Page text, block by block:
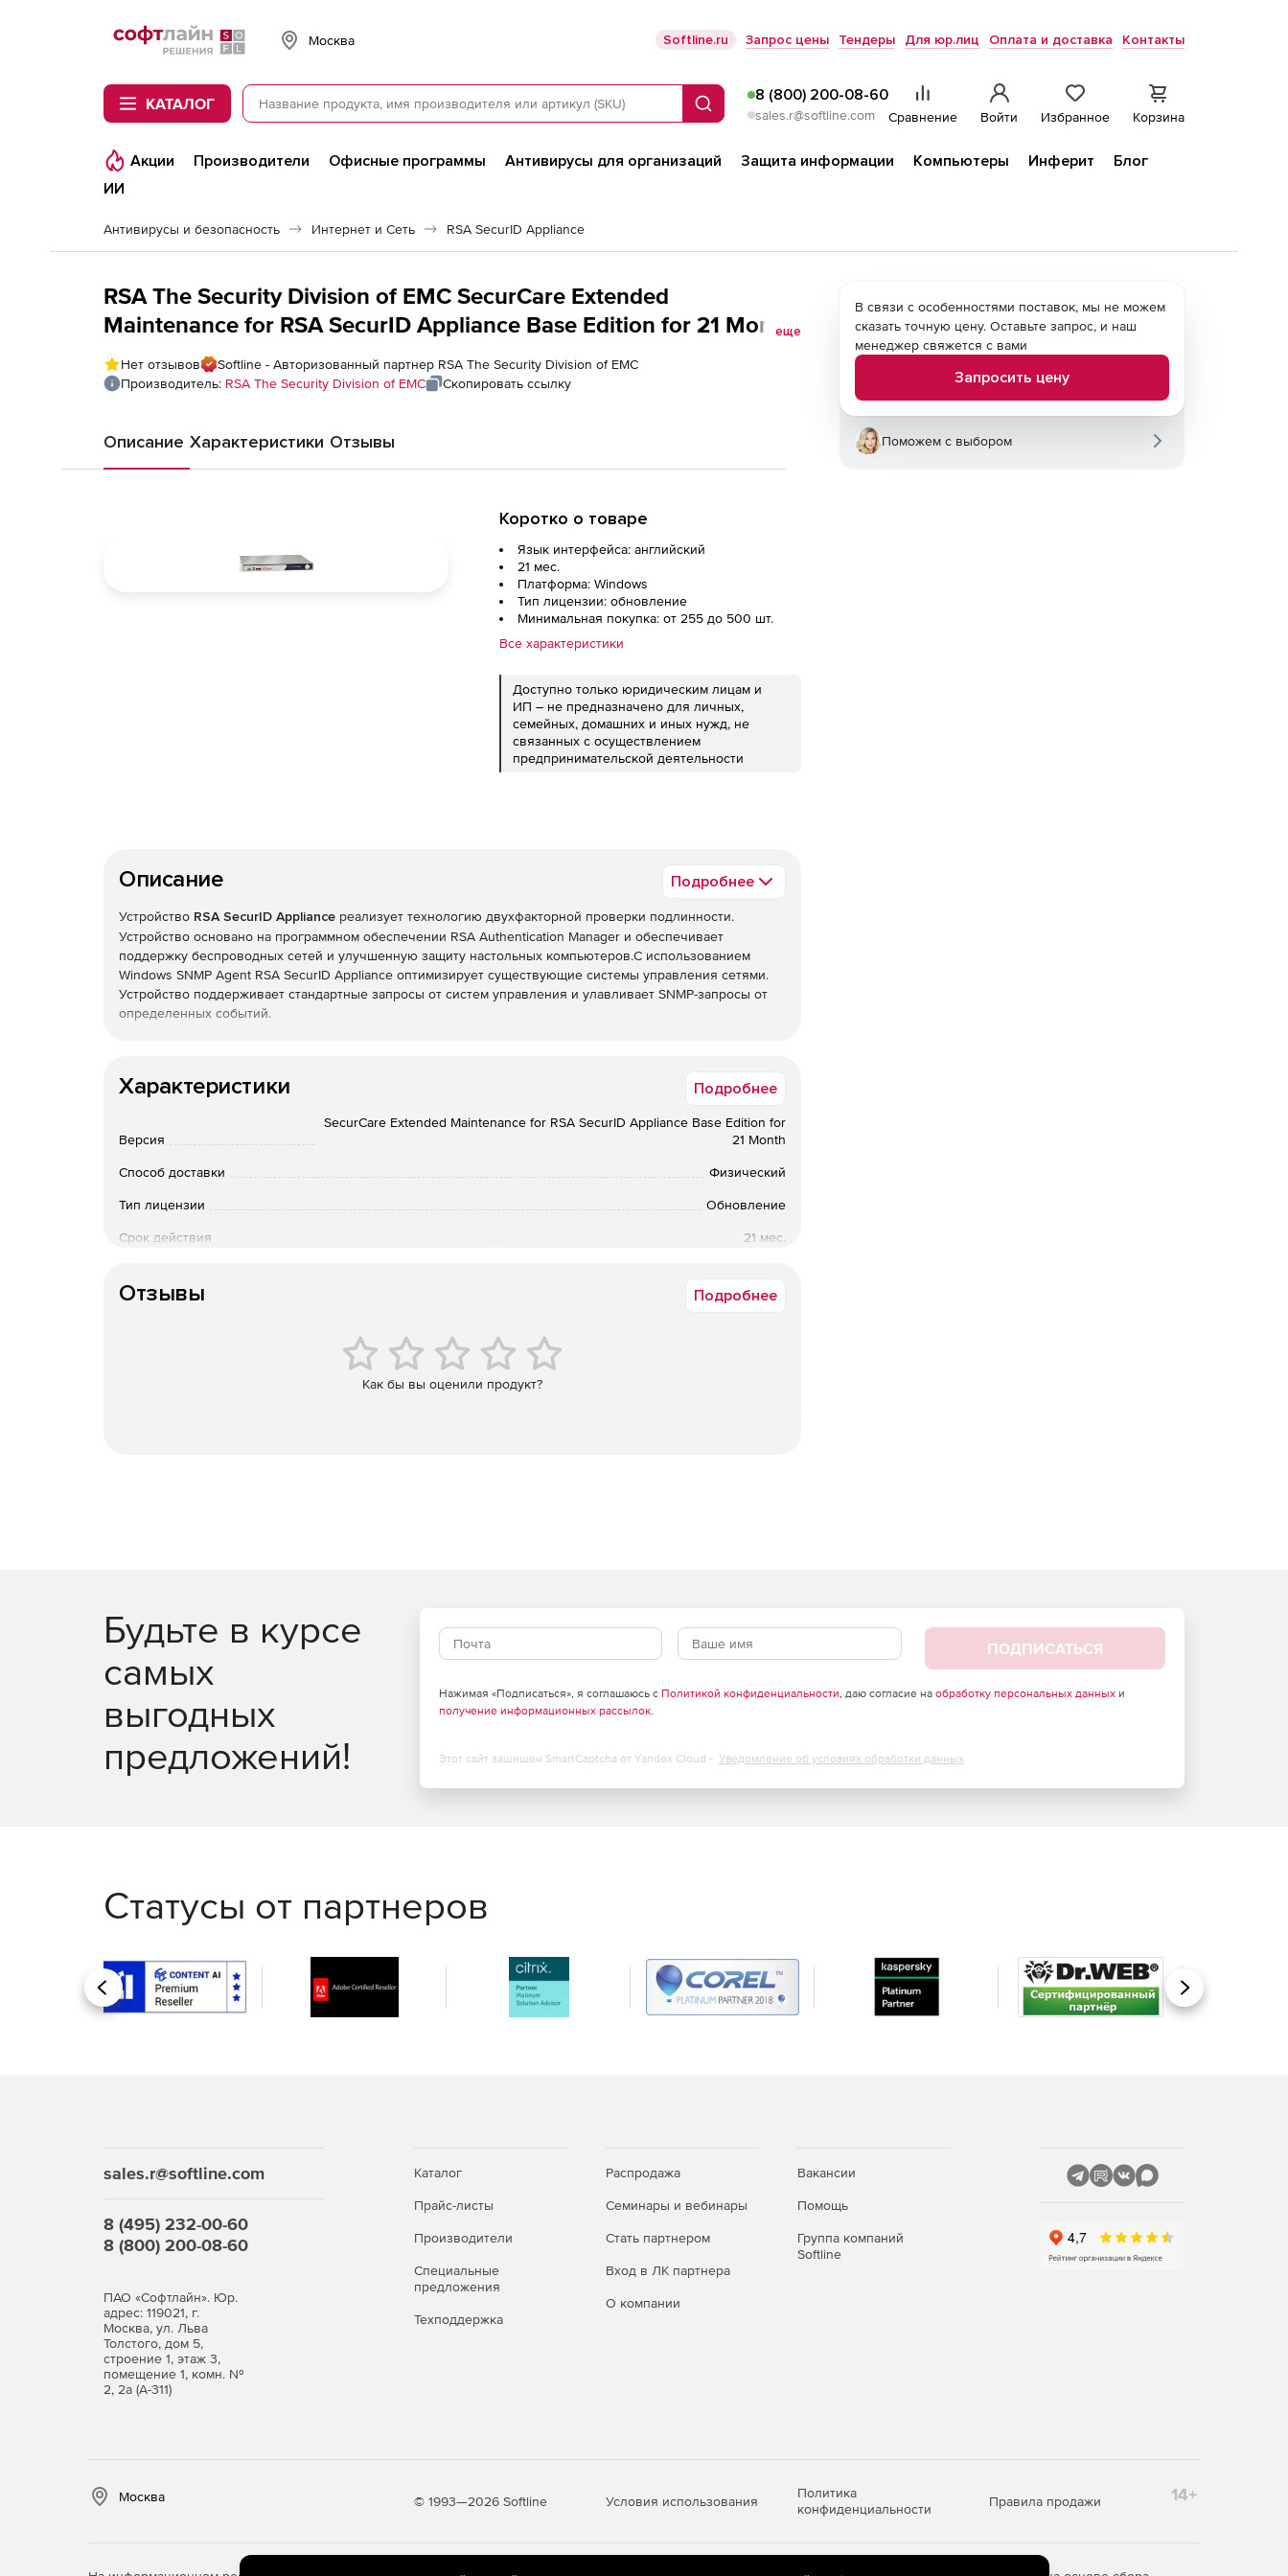
Softline
Москва Softline.ru Запрос цены Тендеры Для юр.лиц Оплата и доставка Контакты
КАТАЛОГ Поиск
8 (800) 200-08-60
sales.r@softline.com Сравнение Войти Избранное Корзина
Акции Производители Офисные программы Антивирусы для организаций Защита информации Компьютеры Инферит
Блог
ИИ
Антивирусы и безопасность Интернет и Сеть RSA SecurID Appliance
RSA The Security Division of EMC SecurCare Extended
Maintenance for RSA SecurID Appliance Base Edition for 21 Month,
Количество пользователей
еще
Нет отзывов
Softline - Авторизованный партнер RSA The Security Division of EMC
Производитель: RSA The Security Division of EMC Скопировать ссылку
Описание Характеристики Отзывы
Коротко о товаре
Язык интерфейса: английский
21 мес.
Платформа: Windows
Тип лицензии: обновление
Минимальная покупка: от 255 до 500 шт.
Все характеристики
Доступно только юридическим лицам и
ИП – не предназначено для личных,
семейных, домашних и иных нужд, не
связанных с осуществлением
предпринимательской деятельности
Описание Подробнее
Устройство RSA SecurID Appliance реализует технологию двухфакторной проверки подлинности.
Устройство основано на программном обеспечении RSA Authentication Manager и обеспечивает
поддержку беспроводных сетей и улучшенную защиту настольных компьютеров.С использованием
Windows SNMP Agent RSA SecurID Appliance оптимизирует существующие системы управления сетями.
Устройство поддерживает стандартные запросы от систем управления и улавливает SNMP-запросы от
определенных событий.
RSA SecurID Appliance for Large Enterprises
– предназначено для больших организаций до 50000
поставляется в виде готовой сборки для определенного количество пользователей. На этом
содержит (за фиксированную цену) устройство, новую лицензию на RSA Authentication Manager и
Характеристики Подробнее
Версия
SecurCare Extended Maintenance for RSA SecurID Appliance Base Edition for
21 Month
Способ доставки Физический
Тип лицензии Обновление
Срок действия 21 мес.
Отзывы Подробнее
Как бы вы оценили продукт?
В связи с особенностями поставок, мы не можем
сказать точную цену. Оставьте запрос, и наш
менеджер свяжется с вами
Запросить цену
Поможем с выбором
Будьте в курсе
самых
выгодных
предложений!
ПОДПИСАТЬСЯ
Нажимая «Подписаться», я соглашаюсь с Политикой конфиденциальности, даю согласие на обработку персональных данныхи
получение информационных рассылок.
Этот сайт защищен SmartCaptcha от Yandex Cloud - Уведомление об условиях обработки данных
Статусы от партнеров
Назад Вперед
sales.r@softline.com
8 (495) 232-00-60
8 (800) 200-08-60
ПАО «Софтлайн». Юр.
адрес: 119021, г.
Москва, ул. Льва
Толстого, дом 5,
строение 1, этаж 3,
помещение 1, комн. №
2, 2а (А-311)
Каталог
Прайс-листы
Производители
Специальные
предложения
Техподдержка
Распродажа
Семинары и вебинары
Стать партнером
Вход в ЛК партнера
О компании
Вакансии
Помощь
Группа компаний
Softline
Москва © 1993—2026 Softline Условия использования
Политика
конфиденциальности
Правила продажи 14+